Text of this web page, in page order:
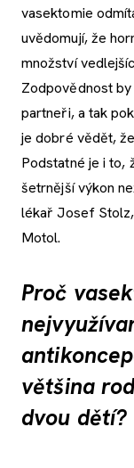
vasektomie
uvědomují, že
množství
Zodpovědnost
partneři, a tak
je dobré vědět,
Podstatné je i to,
šetrnější výkon
lékař Josef
Motol.
Proč
většina
dvou dětí?